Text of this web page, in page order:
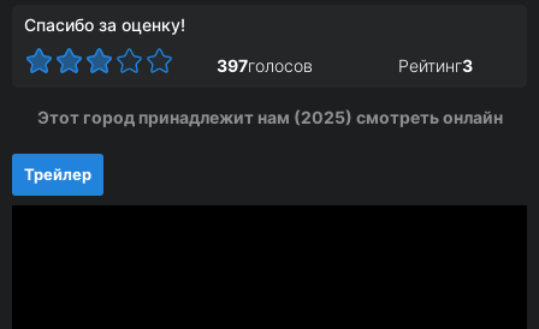
Спасибо за оценку!
397голосов Рейтинг3
Этот город принадлежит нам (2025) смотреть онлайн
Трейлер